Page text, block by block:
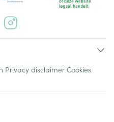
Privacy disclaimer Cookies